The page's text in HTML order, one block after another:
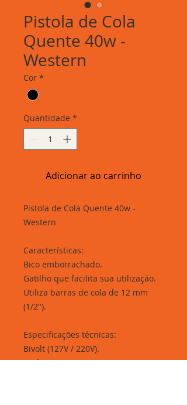
Pistola de Cola
Quente 40w -
Western
Cor *
Quantidade *
Adicionar ao carrinho
Pistola de Cola Quente 40w -
Western
Características:
Bico emborrachado.
Gatilho que facilita sua utilização.
Utiliza barras de cola de 12 mm
(1/2").
Especificações técnicas:
Bivolt (127V / 220V).
Potência 40 W.